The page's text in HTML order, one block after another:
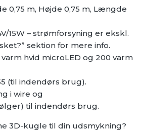
0,75 m, Højde 0,75 m, Længde
15W – strømforsyning er ekskl.
sektion for mere info.
hvid microLED og 200 varm
(til indendørs brug).
i wire og
til indendørs brug.
3D-kugle til din udsmykning?